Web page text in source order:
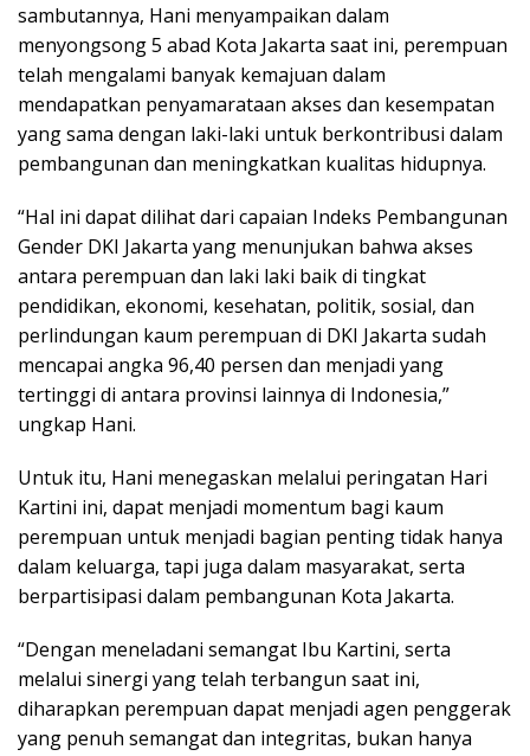
sambutannya, Hani menyampaikan dalam
menyongsong 5 abad Kota Jakarta saat ini, perempuan
telah mengalami banyak kemajuan dalam
mendapatkan penyamarataan akses dan kesempatan
yang sama dengan laki-laki untuk berkontribusi dalam
pembangunan dan meningkatkan kualitas hidupnya.
“Hal ini dapat dilihat dari capaian Indeks Pembangunan
Gender DKI Jakarta yang menunjukan bahwa akses
antara perempuan dan laki laki baik di tingkat
pendidikan, ekonomi, kesehatan, politik, sosial, dan
perlindungan kaum perempuan di DKI Jakarta sudah
mencapai angka 96,40 persen dan menjadi yang
tertinggi di antara provinsi lainnya di Indonesia,”
ungkap Hani.
Untuk itu, Hani menegaskan melalui peringatan Hari
Kartini ini, dapat menjadi momentum bagi kaum
perempuan untuk menjadi bagian penting tidak hanya
dalam keluarga, tapi juga dalam masyarakat, serta
berpartisipasi dalam pembangunan Kota Jakarta.
“Dengan meneladani semangat Ibu Kartini, serta
melalui sinergi yang telah terbangun saat ini,
diharapkan perempuan dapat menjadi agen penggerak
yang penuh semangat dan integritas, bukan hanya